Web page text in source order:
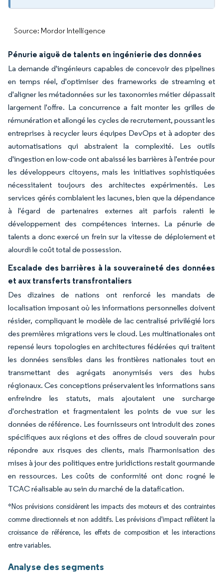
Source: Mordor Intelligence
Pénurie aiguë de talents en ingénierie des données
La demande d'ingénieurs capables de concevoir des pipelines
en temps réel, d'optimiser des frameworks de streaming et
d'aligner les métadonnées sur les taxonomies métier dépassait
largement l'offre. La concurrence a fait monter les grilles de
rémunération et allongé les cycles de recrutement, poussant les
entreprises à recycler leurs équipes DevOps et à adopter des
automatisations qui abstraient la complexité. Les outils
d'ingestion en low-code ont abaissé les barrières à l'entrée pour
les développeurs citoyens, mais les initiatives sophistiquées
nécessitaient toujours des architectes expérimentés. Les
services gérés comblaient les lacunes, bien que la dépendance
à l'égard de partenaires externes ait parfois ralenti le
développement des compétences internes. La pénurie de
talents a donc exercé un frein sur la vitesse de déploiement et
alourdi le coût total de possession.
Escalade des barrières à la souveraineté des données
et aux transferts transfrontaliers
Des dizaines de nations ont renforcé les mandats de
localisation imposant où les informations personnelles doivent
résider, compliquant le modèle de lac centralisé privilégié lors
des premières migrations vers le cloud. Les multinationales ont
repensé leurs topologies en architectures fédérées qui traitent
les données sensibles dans les frontières nationales tout en
transmettant des agrégats anonymisés vers des hubs
régionaux. Ces conceptions préservaient les informations sans
enfreindre les statuts, mais ajoutaient une surcharge
d'orchestration et fragmentaient les points de vue sur les
données de référence. Les fournisseurs ont introduit des zones
spécifiques aux régions et des offres de cloud souverain pour
répondre aux risques des clients, mais l'harmonisation des
mises à jour des politiques entre juridictions restait gourmande
en ressources. Les coûts de conformité ont donc rogné le
TCAC réalisable au sein du marché de la datafication.
*Nos prévisions considèrent les impacts des moteurs et des contraintes
comme directionnels et non additifs. Les prévisions d'impact reflètent la
croissance de référence, les effets de composition et les interactions
entre variables.
Analyse des segments